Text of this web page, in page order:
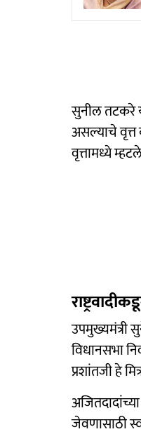
सुनील तटकरे
असल्याचे वृत्त
वृत्तामध्ये
उपमुख्यमंत्री
विधानसभा
प्रशांतजी हे
जेवणासाठी